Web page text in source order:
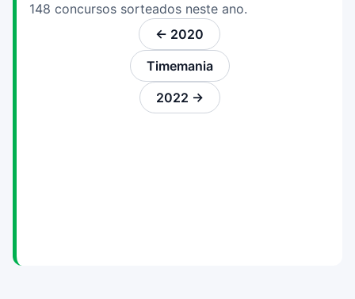
148 concursos sorteados neste ano.
← 2020
Timemania
2022 →